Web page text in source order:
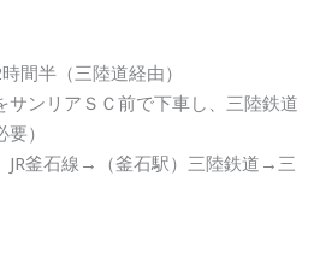
間半（三陸道経由）
サンリアＳＣ前で下車し、三陸鉄道
）
釜石線→（釜石駅）三陸鉄道→三